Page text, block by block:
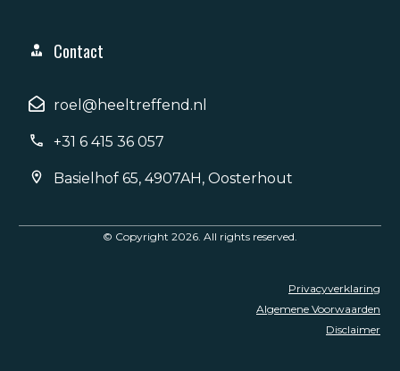
Contact
roel@heeltreffend.nl
+31 6 415 36 057
Basielhof 65, 4907AH, Oosterhout
© Copyright 2026. All rights reserved.
Privacyverklaring
Algemene Voorwaarden
Disclaimer